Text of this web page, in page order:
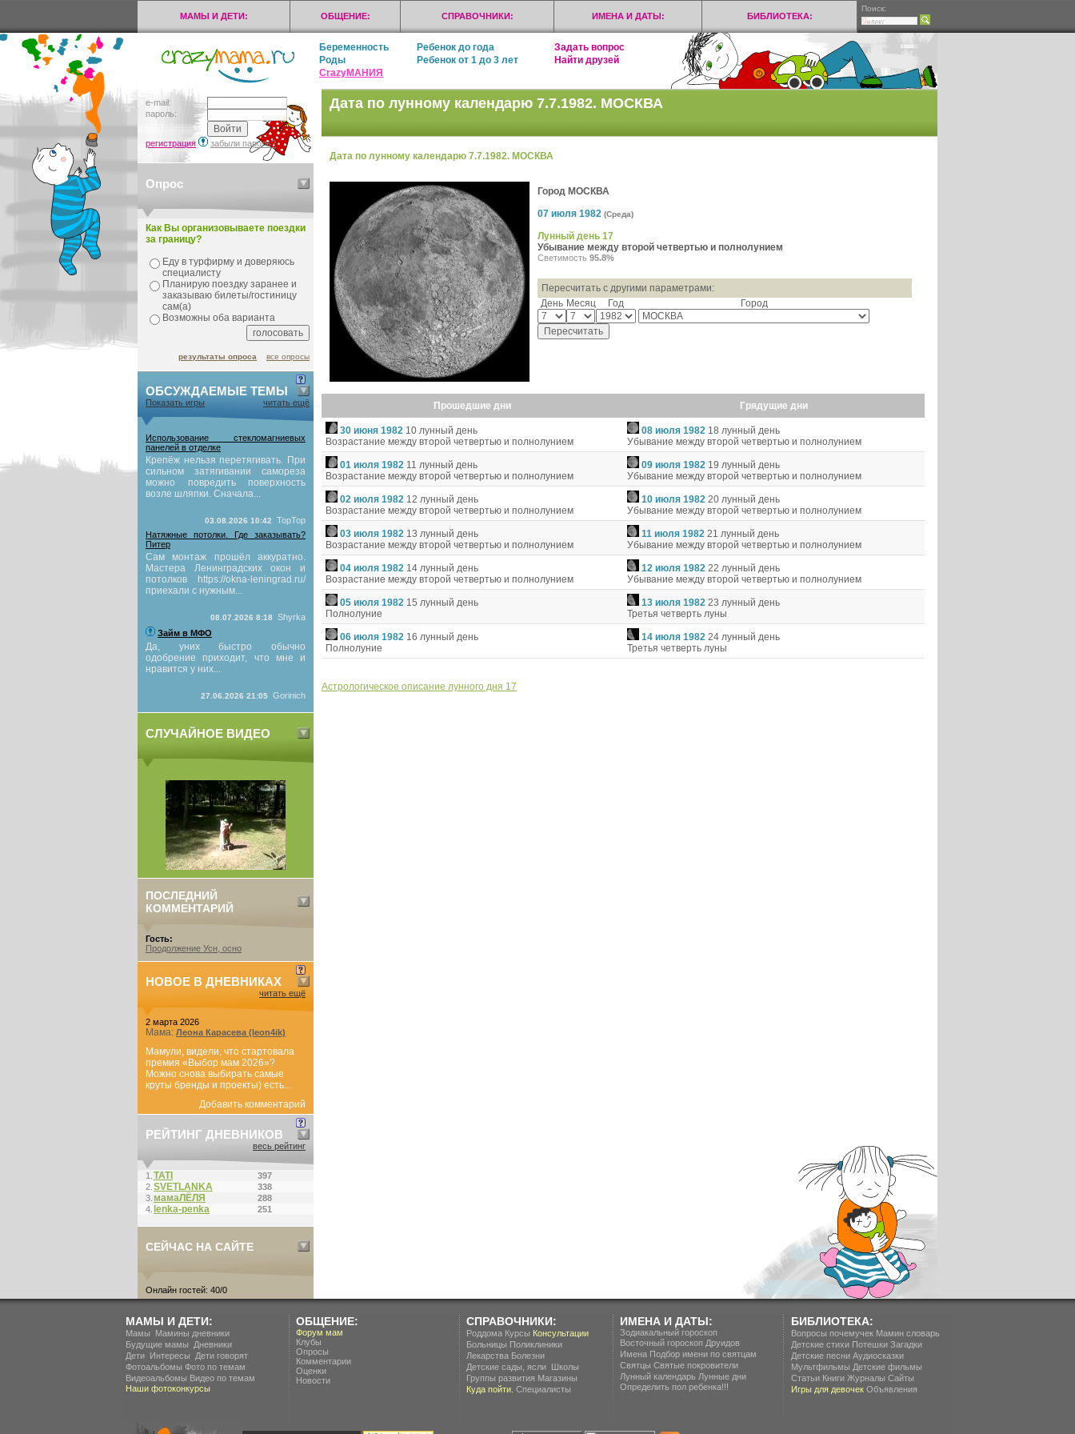
МАМЫ И ДЕТИ: ОБЩЕНИЕ: СПРАВОЧНИКИ: ИМЕНА И ДАТЫ: БИБЛИОТЕКА:
Поиск:
Беременность Ребенок до года
Задать вопрос
Роды
Ребенок от 1 до 3 лет
Найти друзей
CrazyМАНИЯ
e-mail:
пароль:
регистрация забыли пароль?
Опрос
Как Вы организовываете поездки
за границу?
Еду в турфирму и доверяюсь
специалисту
Планирую поездку заранее и
заказываю билеты/гостиницу
сам(а)
Возможны оба варианта
результаты опроса все опросы
ОБСУЖДАЕМЫЕ ТЕМЫ
Показать игры читать ещё
Использование стекломагниевых
панелей в отделке
Крепёж нельзя перетягивать. При
сильном затягивании самореза
можно повредить поверхность
возле шляпки. Сначала...
03.08.2026 10:42
TopTop
Натяжные потолки. Где заказывать?
Питер
Сам монтаж прошёл аккуратно.
Мастера Ленинградских окон и
потолков https://okna-leningrad.ru/
приехали с нужным...
08.07.2026 8:18
Shyrka
Займ в МФО
Да, уних быстро обычно
одобрение приходит, что мне и
нравится у них...
27.06.2026 21:05 Gorinich
СЛУЧАЙНОЕ ВИДЕО
ПОСЛЕДНИЙ
КОММЕНТАРИЙ
Гость:
Продолжение Усн, осно
НОВОЕ В ДНЕВНИКАХ
читать ещё
2 марта 2026
Мама: Леона Карасева (leon4ik)
Мамули, видели, что стартовала
премия «Выбор мам 2026»?
Можно снова выбирать самые
круты бренды и проекты) есть...
Добавить комментарий
РЕЙТИНГ ДНЕВНИКОВ
весь рейтинг
1. ТАТI
397
2. SVETLANKA
338
3. мамаЛЁЛЯ
288
4. lenka-penka 251
СЕЙЧАС НА САЙТЕ
Онлайн гостей: 40/0
Дата по лунному календарю 7.7.1982. МОСКВА
Дата по лунному календарю 7.7.1982. МОСКВА
Город МОСКВА
07 июля 1982 (Среда)
Лунный день 17
Убывание между второй четвертью и полнолунием
Светимость 95.8%
Пересчитать с другими параметрами:
День Месяц Год Город
Прошедшие дни
30 июня 1982 10 лунный день
Возрастание между второй четвертью и полнолунием
01 июля 1982 11 лунный день
Возрастание между второй четвертью и полнолунием
02 июля 1982 12 лунный день
Возрастание между второй четвертью и полнолунием
03 июля 1982 13 лунный день
Возрастание между второй четвертью и полнолунием
04 июля 1982 14 лунный день
Возрастание между второй четвертью и полнолунием
05 июля 1982 15 лунный день
Полнолуние
06 июля 1982 16 лунный день
Полнолуние
Грядущие дни
08 июля 1982 18 лунный день
Убывание между второй четвертью и полнолунием
09 июля 1982 19 лунный день
Убывание между второй четвертью и полнолунием
10 июля 1982 20 лунный день
Убывание между второй четвертью и полнолунием
11 июля 1982 21 лунный день
Убывание между второй четвертью и полнолунием
12 июля 1982 22 лунный день
Убывание между второй четвертью и полнолунием
13 июля 1982 23 лунный день
Третья четверть луны
14 июля 1982 24 лунный день
Третья четверть луны
Астрологическое описание лунного дня 17
МАМЫ И ДЕТИ:
Мамы
Мамины дневники
Будущие мамы
Дневники
Дети Интересы
Дети говорят
Фотоальбомы Фото по темам
Видеоальбомы Видео по темам
Наши фотоконкурсы
ОБЩЕНИЕ:
Форум мам
Клубы
Опросы
Комментарии
Оценки
Новости
СПРАВОЧНИКИ:
Роддома Курсы Консультации
Больницы Поликлиники
Лекарства Болезни
Детские сады, ясли Школы
Группы развития Магазины
Куда пойти. Специалисты
ИМЕНА И ДАТЫ:
Зодиакальный гороскоп
Восточный гороскоп Друидов
Имена Подбор имени по святцам
Святцы Святые покровители
Лунный календарь Лунные дни
Определить пол ребенка!!!
БИБЛИОТЕКА:
Вопросы почемучек Мамин словарь
Детские стихи Потешки Загадки
Детские песни Аудиосказки
Мультфильмы Детские фильмы
Статьи Книги Журналы Сайты
Игры для девочек Объявления